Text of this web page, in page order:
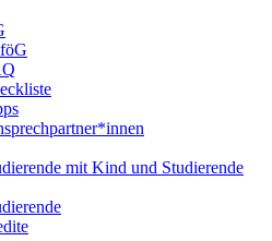
mit Kind und Studierende